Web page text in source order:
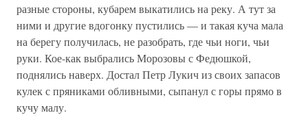
разные стороны, кубарем выкатились на реку. А тут за
ними и другие вдогонку пустились — и такая куча мала
на берегу получилась, не разобрать, где чьи ноги, чьи
руки. Кое-как выбрались Морозовы с Федюшкой,
поднялись наверх. Достал Петр Лукич из своих запасов
кулек с пряниками обливными, сыпанул с горы прямо в
кучу малу.